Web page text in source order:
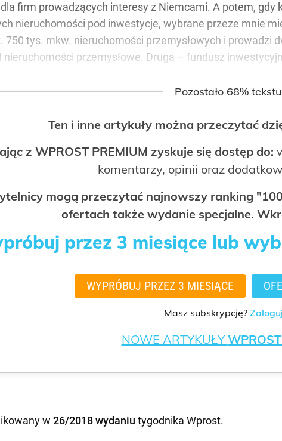
firm prowadzących interesy z Niemcami. A potem, gdy
nieruchomości pod inwestycje, wybrane przeze mnie
750 tys. mkw. nieruchomości przemysłowych i prowadzi
przemysłowe. Druga – fundusz
Pozostało 68% tekstu
Ten i inne artykuły można przeczytać
z WPROST PREMIUM zyskuje się dostęp do:
komentarzy, opinii oraz
mogą przeczytać najnowszy ranking
ofertach także wydanie specjalne.
przez 3 miesiące lub
WYPRÓBUJ PRZEZ 3 MIESIĄCE
Masz subskrypcję?
NOWE ARTYKUŁY
w 26/2018 wydaniu tygodnika Wprost.